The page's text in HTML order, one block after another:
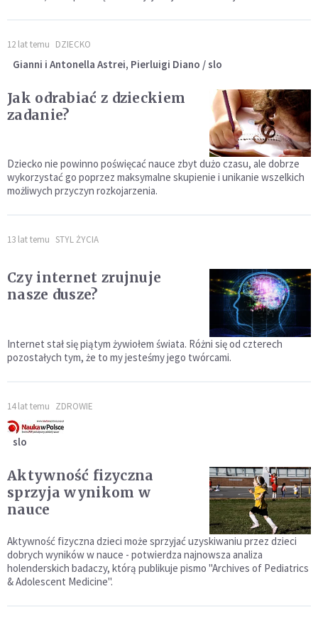
12 lat temu DZIECKO
Gianni i Antonella Astrei, Pierluigi Diano / slo
Jak odrabiać z dzieckiem
zadanie?
Dziecko nie powinno poświęcać nauce zbyt dużo czasu, ale dobrze
wykorzystać go poprzez maksymalne skupienie i unikanie wszelkich
możliwych przyczyn rozkojarzenia.
13 lat temu STYL ŻYCIA
Czy internet zrujnuje
nasze dusze?
Internet stał się piątym żywiołem świata. Różni się od czterech
pozostałych tym, że to my jesteśmy jego twórcami.
14 lat temu ZDROWIE
slo
Aktywność fizyczna
sprzyja wynikom w
nauce
Aktywność fizyczna dzieci może sprzyjać uzyskiwaniu przez dzieci
dobrych wyników w nauce - potwierdza najnowsza analiza
holenderskich badaczy, którą publikuje pismo "Archives of Pediatrics
& Adolescent Medicine".